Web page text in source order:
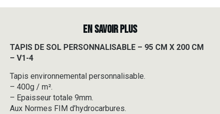
X
200
-
V1-
4
EN SAVOIR PLUS
TAPIS DE SOL PERSONNALISABLE – 95 CM X 200 CM
– V1-4
Tapis environnemental personnalisable.
– 400g / m².
– Epaisseur totale 9mm.
Aux Normes FIM d’hydrocarbures.